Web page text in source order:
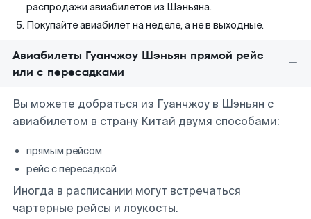
распродажи авиабилетов из Шэньяна.
Покупайте авиабилет на неделе, а не в выходные.
Авиабилеты Гуанчжоу Шэньян прямой рейс
или с пересадками
Вы можете добраться из Гуанчжоу в Шэньян с
авиабилетом в страну Китай двумя способами:
прямым рейсом
рейс с пересадкой
Иногда в расписании могут встречаться
чартерные рейсы и лоукосты.